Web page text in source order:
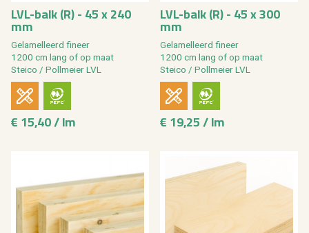
LVL-balk (R) - 45 x 240
mm
Ge­la­mel­leerd fi­neer
1200 cm lang of op maat
Stei­co / Poll­mei­er LVL
€ 15,40 / lm
LVL-balk (R) - 45 x 300
mm
Ge­la­mel­leerd fi­neer
1200 cm lang of op maat
Stei­co / Poll­mei­er LVL
€ 19,25 / lm